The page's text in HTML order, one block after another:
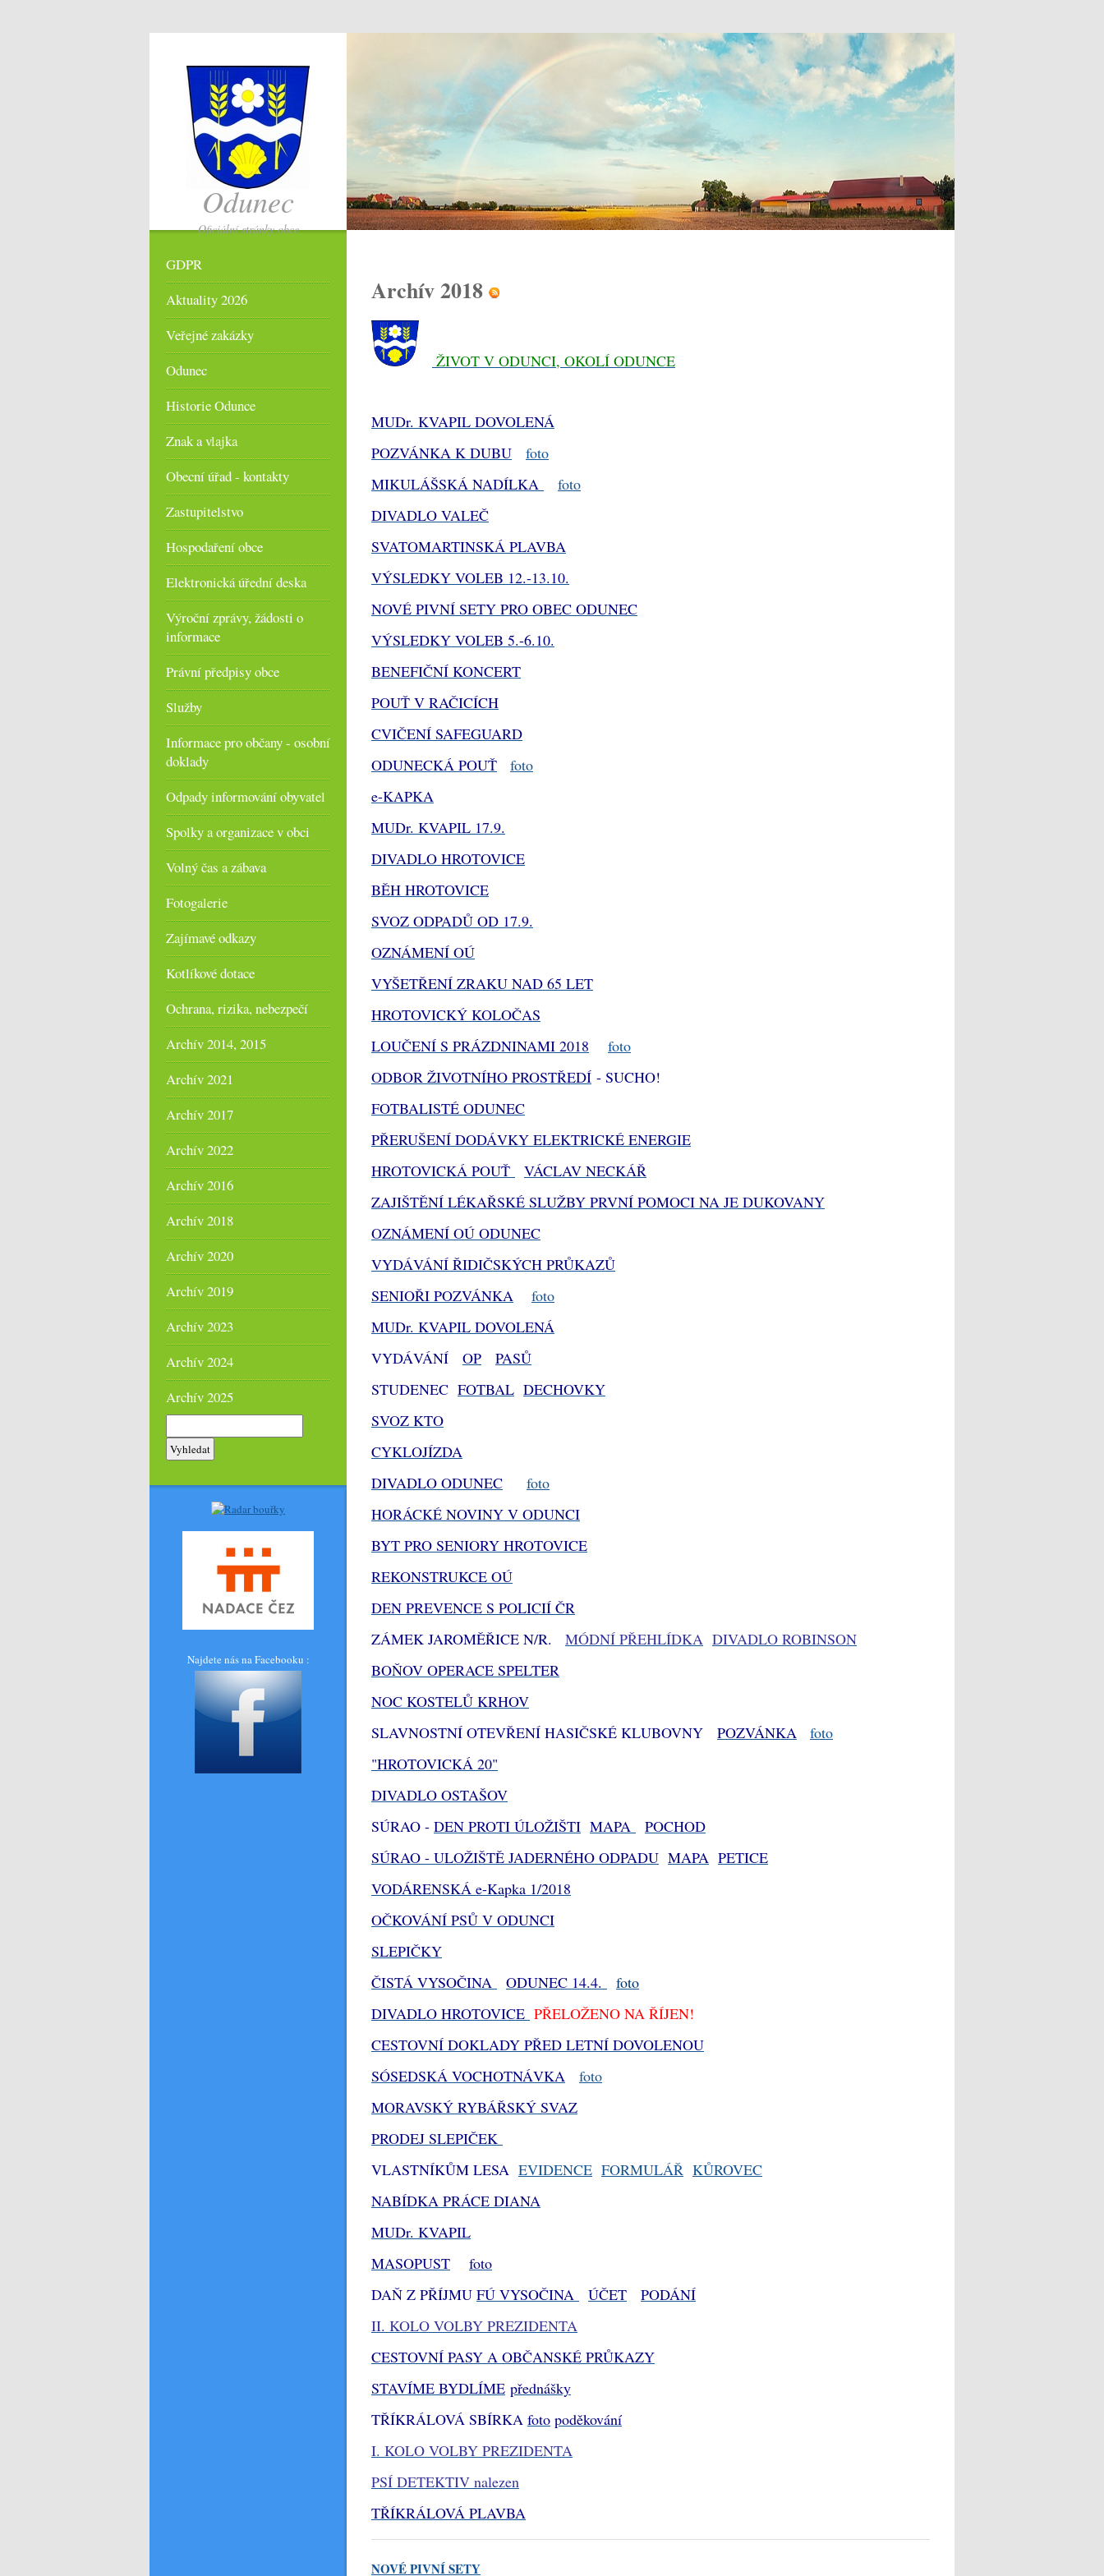
Odunec
Oficiální stránky obce
GDPR
Aktuality 2026
Veřejné zakázky
Odunec
Historie Odunce
Znak a vlajka
Obecní úřad - kontakty
Zastupitelstvo
Hospodaření obce
Elektronická úřední deska
Výroční zprávy, žádosti o
informace
Právní předpisy obce
Služby
Informace pro občany - osobní
doklady
Odpady informování obyvatel
Spolky a organizace v obci
Volný čas a zábava
Fotogalerie
Zajímavé odkazy
Kotlíkové dotace
Ochrana, rizika, nebezpečí
Archív 2014, 2015
Archív 2021
Archív 2017
Archív 2022
Archív 2016
Archív 2018
Archív 2020
Archív 2019
Archív 2023
Archív 2024
Archív 2025
Najdete nás na Facebooku :
Archív 2018
ŽIVOT V ODUNCI, OKOLÍ ODUNCE
MUDr. KVAPIL DOVOLENÁ
POZVÁNKA K DUBU
foto
MIKULÁŠSKÁ NADÍLKA
foto
DIVADLO VALEČ
SVATOMARTINSKÁ PLAVBA
VÝSLEDKY VOLEB 12.-13.10.
NOVÉ PIVNÍ SETY PRO OBEC ODUNEC
VÝSLEDKY VOLEB 5.-6.10.
BENEFIČNÍ KONCERT
POUŤ V RAČICÍCH
CVIČENÍ SAFEGUARD
ODUNECKÁ POUŤ
foto
e-KAPKA
MUDr. KVAPIL 17.9.
DIVADLO HROTOVICE
BĚH HROTOVICE
SVOZ ODPADŮ OD 17.9.
OZNÁMENÍ OÚ
VYŠETŘENÍ ZRAKU NAD 65 LET
HROTOVICKÝ KOLOČAS
LOUČENÍ S PRÁZDNINAMI 2018
foto
ODBOR ŽIVOTNÍHO PROSTŘEDÍ - SUCHO!
FOTBALISTÉ ODUNEC
PŘERUŠENÍ DODÁVKY ELEKTRICKÉ ENERGIE
HROTOVICKÁ POUŤ
VÁCLAV NECKÁŘ
ZAJIŠTĚNÍ LÉKAŘSKÉ SLUŽBY PRVNÍ POMOCI NA JE DUKOVANY
OZNÁMENÍ OÚ ODUNEC
VYDÁVÁNÍ ŘIDIČSKÝCH PRŮKAZŮ
SENIOŘI POZVÁNKA
foto
MUDr. KVAPIL DOVOLENÁ
VYDÁVÁNÍ OP
PASŮ
STUDENEC FOTBAL DECHOVKY
SVOZ KTO
CYKLOJÍZDA
DIVADLO ODUNEC
foto
HORÁCKÉ NOVINY V ODUNCI
BYT PRO SENIORY HROTOVICE
REKONSTRUKCE OÚ
DEN PREVENCE S POLICIÍ ČR
ZÁMEK JAROMĚŘICE N/R. MÓDNÍ PŘEHLÍDKA DIVADLO ROBINSON
BOŇOV OPERACE SPELTER
NOC KOSTELŮ KRHOV
SLAVNOSTNÍ OTEVŘENÍ HASIČSKÉ KLUBOVNY POZVÁNKA
foto
"HROTOVICKÁ 20"
DIVADLO OSTAŠOV
SÚRAO - DEN PROTI ÚLOŽIŠTI MAPA
POCHOD
SÚRAO - ULOŽIŠTĚ JADERNÉHO ODPADU MAPA PETICE
VODÁRENSKÁ e-Kapka 1/2018
OČKOVÁNÍ PSŮ V ODUNCI
SLEPIČKY
ČISTÁ VYSOČINA
ODUNEC 14.4.
foto
DIVADLO HROTOVICE PŘELOŽENO NA ŘÍJEN!
CESTOVNÍ DOKLADY PŘED LETNÍ DOVOLENOU
SÓSEDSKÁ VOCHOTNÁVKA
foto
MORAVSKÝ RYBÁŘSKÝ SVAZ
PRODEJ SLEPIČEK
VLASTNÍKŮM LESA EVIDENCE FORMULÁŘ KŮROVEC
NABÍDKA PRÁCE DIANA
MUDr. KVAPIL
MASOPUST
foto
DAŇ Z PŘÍJMU FÚ VYSOČINA ÚČET
PODÁNÍ
II. KOLO VOLBY PREZIDENTA
CESTOVNÍ PASY A OBČANSKÉ PRŮKAZY
STAVÍME BYDLÍME přednášky
TŘÍKRÁLOVÁ SBÍRKA foto poděkování
I. KOLO VOLBY PREZIDENTA
PSÍ DETEKTIV nalezen
TŘÍKRÁLOVÁ PLAVBA
NOVÉ PIVNÍ SETY